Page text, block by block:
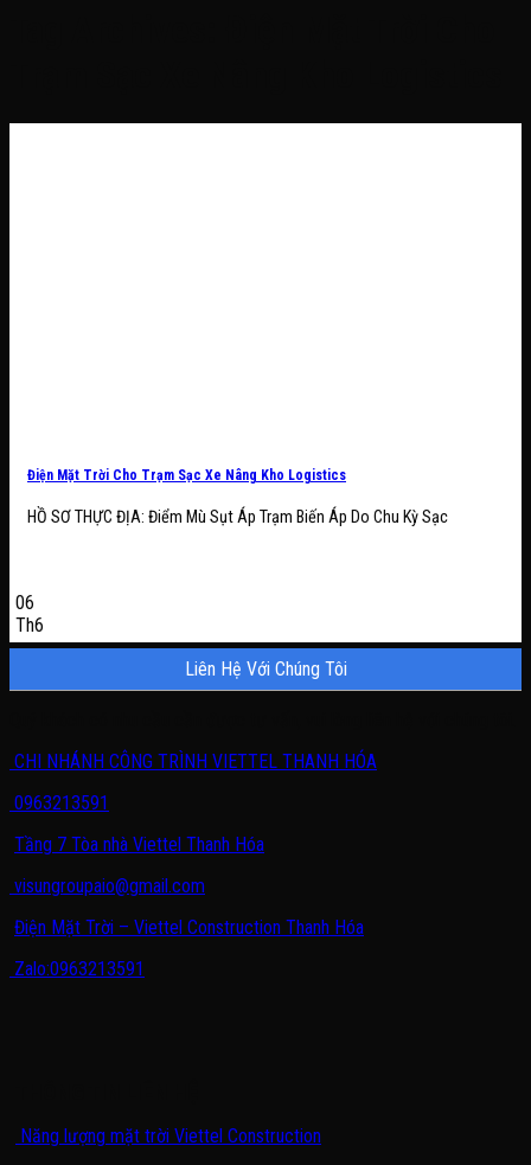
Điện Mặt Trời Cho Trạm Sạc Xe Nâng Kho Logistics
HỒ SƠ THỰC ĐỊA: Điểm Mù Sụt Áp Trạm Biến Áp Do Chu Kỳ Sạc
06
Th6
Liên Hệ Với Chúng Tôi
CHI NHÁNH CÔNG TRÌNH VIETTEL THANH HÓA
0963213591
Tầng 7 Tòa nhà Viettel Thanh Hóa
visungroupaio@gmail.com
Điện Mặt Trời – Viettel Construction Thanh Hóa
Zalo:0963213591
Năng lượng mặt trời Viettel Construction